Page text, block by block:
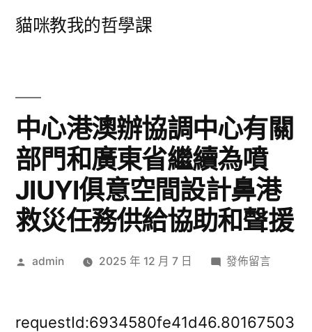
貓咪教我的哲學課
中心港澳辦協調中心有關
部門和廣東省繼續為噴
JIUYI俱意空間設計鼻港
救災任務供給協助和聲援
作
admin 2025 年 12 月 7 日
在
港
發佈留言
requestId:6934580fe41d46.80167503